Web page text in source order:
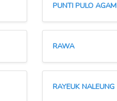
PUNTI PULO AGAM
RAWA
RAYEUK NALEUNG